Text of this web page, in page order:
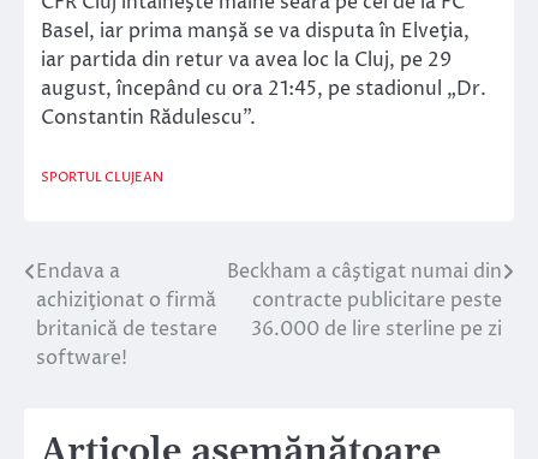
Basel, iar prima manşă se va disputa în Elveţia,
iar partida din retur va avea loc la Cluj, pe 29
august, începând cu ora 21:45, pe stadionul „Dr.
Constantin Rădulescu”.
SPORTUL CLUJEAN
Navigare
în
articole
Endava a
achiziţionat o firmă
britanică de testare
software!
Beckham a câştigat numai din
contracte publicitare peste
36.000 de lire sterline pe zi